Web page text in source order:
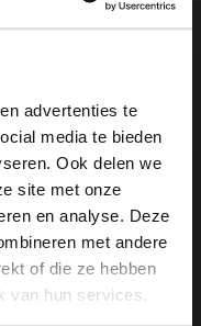
advertenties te
media te bieden
Ook delen we
site met onze
en analyse. Deze
met andere
of die ze hebben
van hun services.
×
Dutch. Would